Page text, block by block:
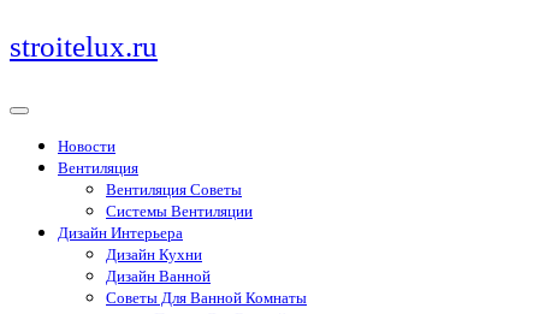
Перейти
к
stroitelux.ru
Новости
Вентиляция
Вентиляция Советы
Системы Вентиляции
Дизайн Интерьера
Дизайн Кухни
Дизайн Ванной
Советы Для Ванной Комнаты